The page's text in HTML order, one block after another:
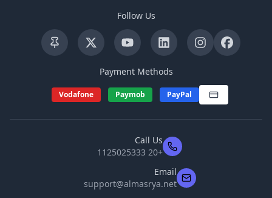
Follow Us
Payment Methods
PayPal
Paymob
Vodafone
Call Us
+20 1125025333
Email
support@almasrya.net